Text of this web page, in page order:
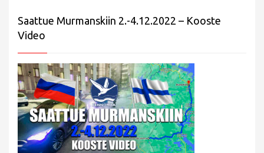
Saattue Murmanskiin 2.-4.12.2022 – Kooste
Video